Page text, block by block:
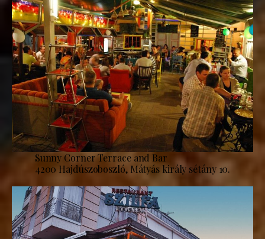
Sunny Corner Terrace and Bar
4200 Hajdúszoboszló, Mátyás király sétány 10.